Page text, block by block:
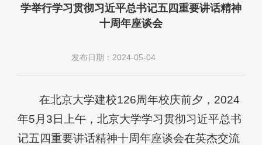
学举行学习贯彻习近平总书记五四重要讲话精神
十周年座谈会
发布日期：2024-05-04
在北京大学建校126周年校庆前夕，2024
年5月3日上午，北京大学学习贯彻习近平总书
记五四重要讲话精神十周年座谈会在英杰交流